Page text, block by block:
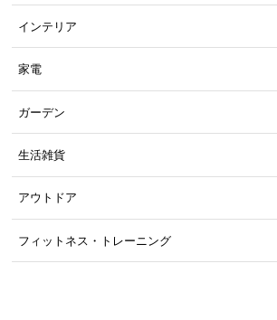
インテリア
家電
ガーデン
生活雑貨
アウトドア
フィットネス・トレーニング